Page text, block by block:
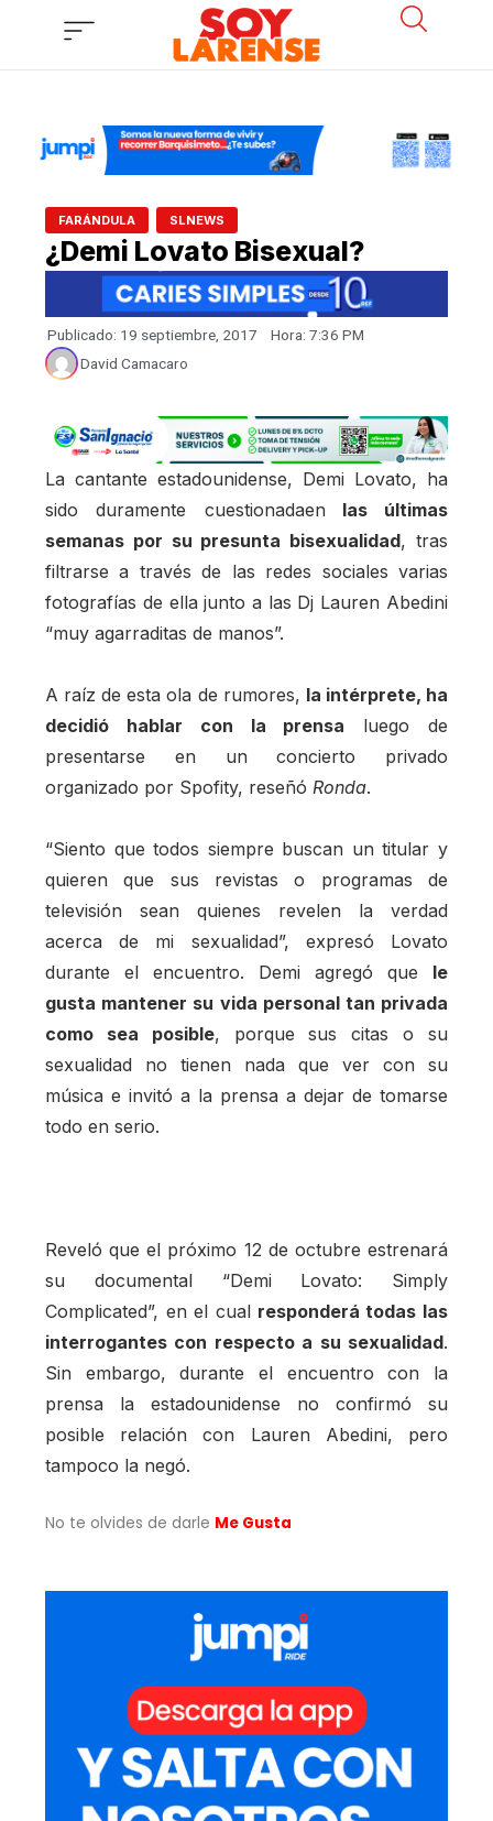
FARÁNDULA SLNEWS
¿Demi Lovato Bisexual?
Publicado: 19 septiembre, 2017 Hora: 7:36 PM
David Camacaro
La cantante estadounidense, Demi Lovato, ha
sido duramente cuestionadaen las últimas
semanas por su presunta bisexualidad, tras
filtrarse a través de las redes sociales varias
fotografías de ella junto a las Dj Lauren Abedini
“muy agarraditas de manos”.
A raíz de esta ola de rumores, la intérprete, ha
decidió hablar con la prensa luego de
presentarse en un concierto privado
organizado por Spofity, reseñó Ronda.
“Siento que todos siempre buscan un titular y
quieren que sus revistas o programas de
televisión sean quienes revelen la verdad
acerca de mi sexualidad”, expresó Lovato
durante el encuentro. Demi agregó que le
gusta mantener su vida personal tan privada
como sea posible, porque sus citas o su
sexualidad no tienen nada que ver con su
música e invitó a la prensa a dejar de tomarse
todo en serio.
Reveló que el próximo 12 de octubre estrenará
su documental “Demi Lovato: Simply
Complicated”, en el cual responderá todas las
interrogantes con respecto a su sexualidad.
Sin embargo, durante el encuentro con la
prensa la estadounidense no confirmó su
posible relación con Lauren Abedini, pero
tampoco la negó.
No te olvides de darle Me Gusta